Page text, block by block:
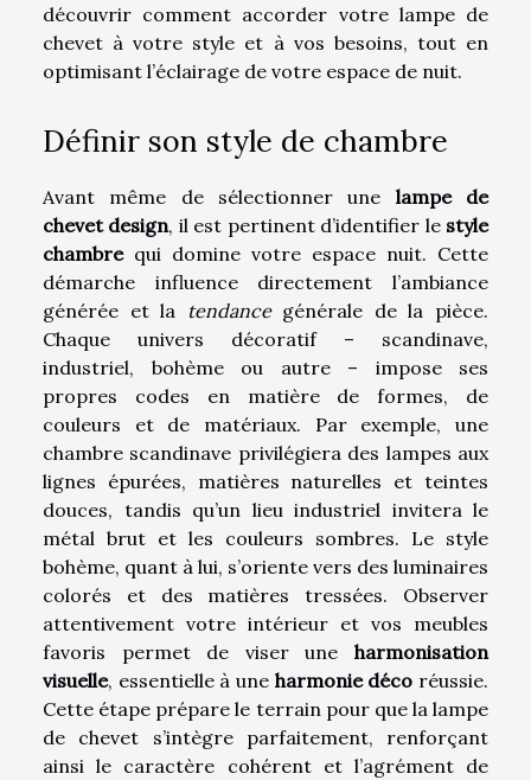
découvrir comment accorder votre lampe de
chevet à votre style et à vos besoins, tout en
optimisant l’éclairage de votre espace de nuit.
Définir son style de chambre
Avant même de sélectionner une lampe de
chevet design, il est pertinent d’identifier le style
chambrequi domine votre espace nuit. Cette
démarche influence directement l’ambiance
générée et la
tendancegénérale de la pièce.
Chaque univers décoratif – scandinave,
industriel, bohème ou autre – impose ses
propres codes en matière de formes, de
couleurs et de matériaux. Par exemple, une
chambre scandinave privilégiera des lampes aux
lignes épurées, matières naturelles et teintes
douces, tandis qu’un lieu industriel invitera le
métal brut et les couleurs sombres. Le style
bohème, quant à lui, s’oriente vers des luminaires
colorés et des matières tressées. Observer
attentivement votre intérieur et vos meubles
favoris permet de viser une harmonisation
visuelle, essentielle à une harmonie déco réussie.
Cette étape prépare le terrain pour que la lampe
de chevet s’intègre parfaitement, renforçant
ainsi le caractère cohérent et l’agrément de